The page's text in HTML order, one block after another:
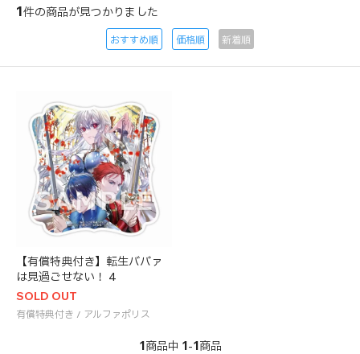
1件の商品が見つかりました
おすすめ順 価格順 新着順
【有償特典付き】転生ババァ
は見過ごせない！ 4
SOLD OUT
有償特典付き / アルファポリス
1商品中 1-1商品